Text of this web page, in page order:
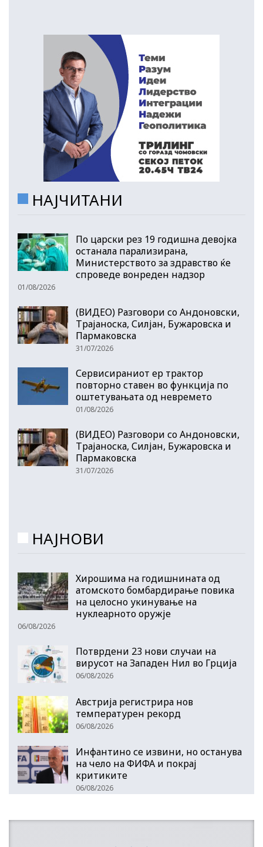
НАЈЧИТАНИ
По царски рез 19 годишна девојка
останала парализирана,
Министерството за здравство ќе
спроведе вонреден надзор
01/08/2026
(ВИДЕО) Разговори со Андоновски,
Трајаноска, Силјан, Бужаровска и
Пармаковска
31/07/2026
Сервисираниот ер трактор
повторно ставен во функција по
оштетувањата од невремето
01/08/2026
(ВИДЕО) Разговори со Андоновски,
Трајаноска, Силјан, Бужаровска и
Пармаковска
31/07/2026
НАЈНОВИ
Хирошима на годишнината од
атомското бомбардирање повика
на целосно укинување на
нуклеарното оружје
06/08/2026
Потврдени 23 нови случаи на
вирусот на Западен Нил во Грција
06/08/2026
Австрија регистрира нов
температурен рекорд
06/08/2026
Инфантино се извини, но останува
на чело на ФИФА и покрај
критиките
06/08/2026